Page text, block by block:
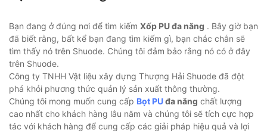
Bạn đang ở đúng nơi để tìm kiếm Xốp PU đa năng . Bây giờ bạn
đã biết rằng, bất kể bạn đang tìm kiếm gì, bạn chắc chắn sẽ
tìm thấy nó trên Shuode. Chúng tôi đảm bảo rằng nó có ở đây
trên Shuode.
Công ty TNHH Vật liệu xây dựng Thượng Hải Shuode đã đột
phá khỏi phương thức quản lý sản xuất thông thường.
Chúng tôi mong muốn cung cấp Bọt PUđa năng chất lượng
cao nhất cho khách hàng lâu năm và chúng tôi sẽ tích cực hợp
tác với khách hàng để cung cấp các giải pháp hiệu quả và lợi